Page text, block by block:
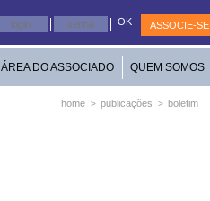
ASSOCIE-SE
ÁREA DO ASSOCIADO QUEM SOMOS
home > publicações > boletim